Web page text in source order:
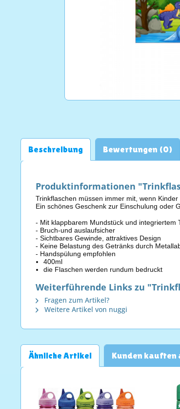
Beschreibung Bewertungen (0)
Produktinformationen
Trinkflaschen müssen immer mit, wenn
Ein schönes Geschenk zur Einschulung oder
- Mit klappbarem Mundstück und integriertem
- Bruch-und auslaufsicher
- Sichtbares Gewinde, attraktives Design
- Keine Belastung des Getränks durch
- Handspülung empfohlen
400ml
die Flaschen werden rundum bedruckt
Weiterführende Links zu
Fragen zum Artikel?
Weitere Artikel von nuggi
Ähnliche Artikel Kunden kauften